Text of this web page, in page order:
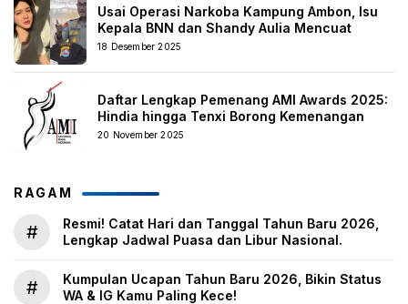
Usai Operasi Narkoba Kampung Ambon, Isu
Kepala BNN dan Shandy Aulia Mencuat
18 Desember 2025
Daftar Lengkap Pemenang AMI Awards 2025:
Hindia hingga Tenxi Borong Kemenangan
20 November 2025
RAGAM
#
Resmi! Catat Hari dan Tanggal Tahun Baru 2026,
Lengkap Jadwal Puasa dan Libur Nasional.
#
Kumpulan Ucapan Tahun Baru 2026, Bikin Status
WA & IG Kamu Paling Kece!